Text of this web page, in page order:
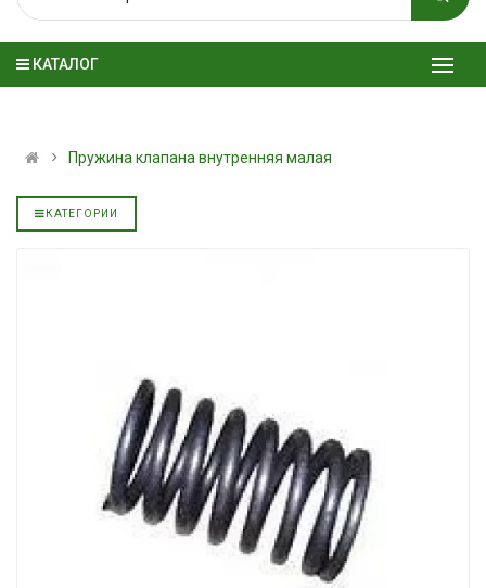
КАТАЛОГ
Пружина клапана внутренняя малая
Гидротрансмиссионное
масло JOHN DEERE
Моторное
дизельное
849.00 ₴
КАТЕГОРИИ